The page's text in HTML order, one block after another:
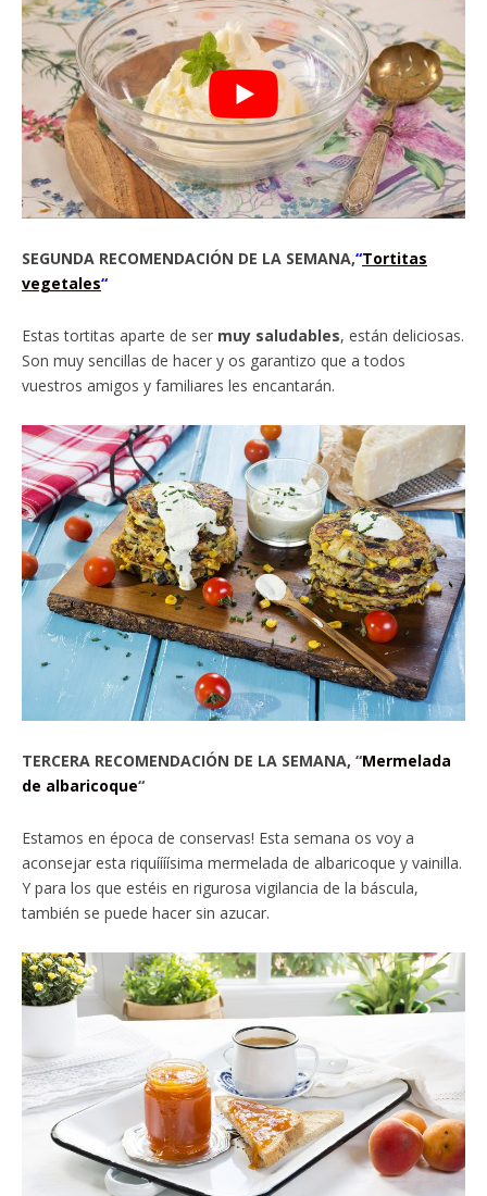
SEGUNDA RECOMENDACIÓN DE LA SEMANA,“Tortitas
vegetales“
Estas tortitas aparte de ser muy saludables, están deliciosas.
Son muy sencillas de hacer y os garantizo que a todos
vuestros amigos y familiares les encantarán.
TERCERA RECOMENDACIÓN DE LA SEMANA, “Mermelada
de albaricoque“
Estamos en época de conservas! Esta semana os voy a
aconsejar esta riquíííísima mermelada de albaricoque y vainilla.
Y para los que estéis en rigurosa vigilancia de la báscula,
también se puede hacer sin azucar.